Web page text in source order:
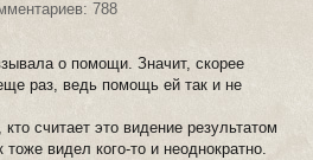
788
о помощи. Значит, скорее
раз, ведь помощь ей так и не
считает это видение результатом
видел кого-то и неоднократно.